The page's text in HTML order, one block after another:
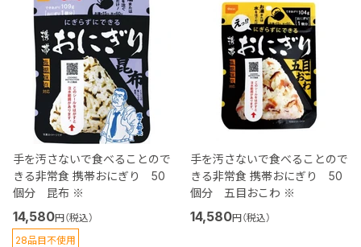
手を汚さないで食べることので
きる非常食 携帯おにぎり 50
個分 昆布 ※
14,580円（税込）
28品目不使用
手を汚さないで食べることので
きる非常食 携帯おにぎり 50
個分 五目おこわ ※
14,580円（税込）